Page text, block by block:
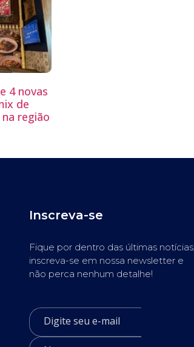
4 novas
de
região
Inscreva-se
Fique por dentro das últimas notícias,
inscreva-se em nossa newsletter e
não perca nenhum detalhe!